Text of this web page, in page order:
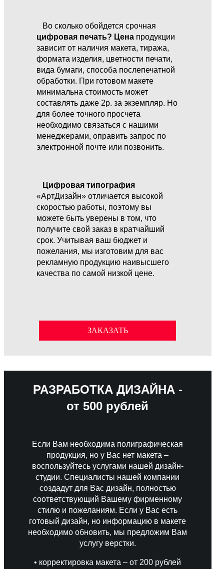
Во сколько обойдется срочная
цифровая печать? Цена продукции
зависит от наличия макета, тиража,
формата изделия, цветности печати,
вида бумаги, способа послепечатной
обработки. При готовом макете
минимальна стоимость может
составлять даже 2р. за экземпляр. Но
для более точного просчета
необходимо связаться с нашими
менеджерами, оправить запрос по
электронной почте или позвонить.
Цифровая типография
«АртДизайн» отличается высокой
скоростью работы, поэтому вы
можете быть уверены в том, что
получите свой заказ в кратчайший
срок. Учитывая ваш бюджет и
пожелания, мы изготовим для вас
рекламную продукцию наивысшего
качества по самой низкой цене.
ЗАКАЗАТЬ
РАЗРАБОТКА ДИЗАЙНА -
от 500 рублей
Если Вам необходима полиграфическая
продукция, но у Вас нет макета –
воспользуйтесь услугами нашей дизайн-
студии. Специалисты нашей компании
создадут для Вас дизайн, полностью
соответствующий Вашему фирменному
стилю и пожеланиям. Если у Вас есть
готовый дизайн, но информацию в макете
необходимо обновить, мы предложим Вам
услугу верстки.
• корректировка макета – от 200 рублей